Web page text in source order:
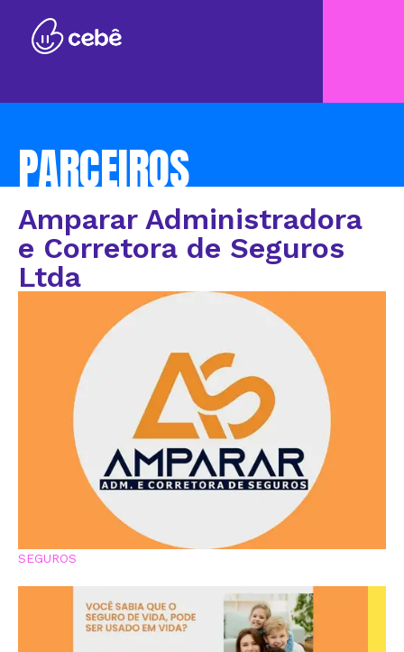
PARCEIROS
Amparar Administradora
e Corretora de Seguros
Ltda
SEGUROS